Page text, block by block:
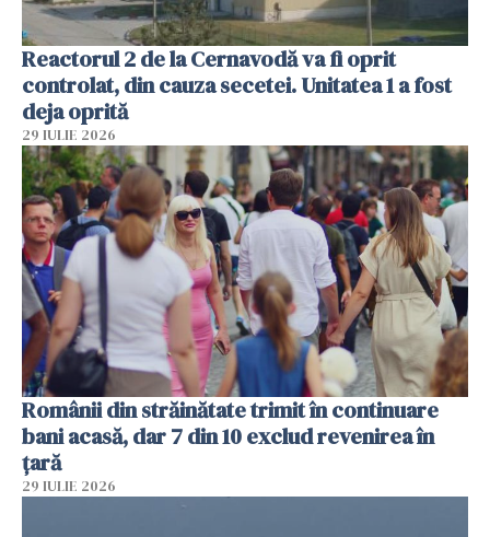
Reactorul 2 de la Cernavodă va fi oprit
controlat, din cauza secetei. Unitatea 1 a fost
deja oprită
29 IULIE 2026
Românii din străinătate trimit în continuare
bani acasă, dar 7 din 10 exclud revenirea în
țară
29 IULIE 2026